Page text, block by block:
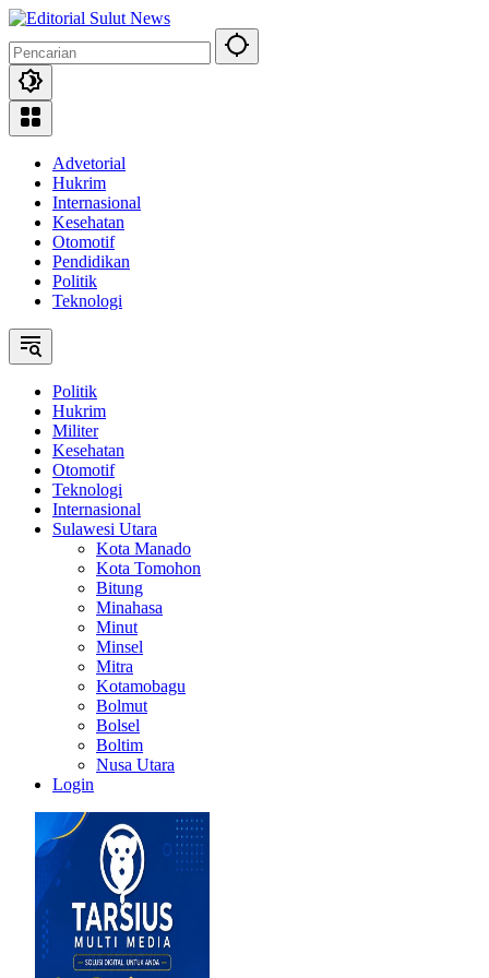
Langsung
konten
Advetorial
Hukrim
Internasional
Kesehatan
Otomotif
Pendidikan
Politik
Teknologi
Politik
Hukrim
Militer
Kesehatan
Otomotif
Teknologi
Internasional
Sulawesi Utara
Kota Manado
Kota Tomohon
Bitung
Minahasa
Minut
Minsel
Mitra
Kotamobagu
Bolmut
Bolsel
Boltim
Nusa Utara
Login